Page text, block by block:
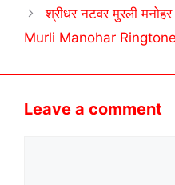
श्रीधर नटवर मुरली
Murli Manohar Ringtone
Leave a comment